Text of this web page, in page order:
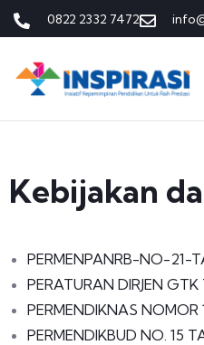
0822 2332 7472
Kebijakan
PERMENPANRB-NO-21-
PERATURAN DIRJEN
PERMENDIKNAS
PERMENDIKBUD NO. 15